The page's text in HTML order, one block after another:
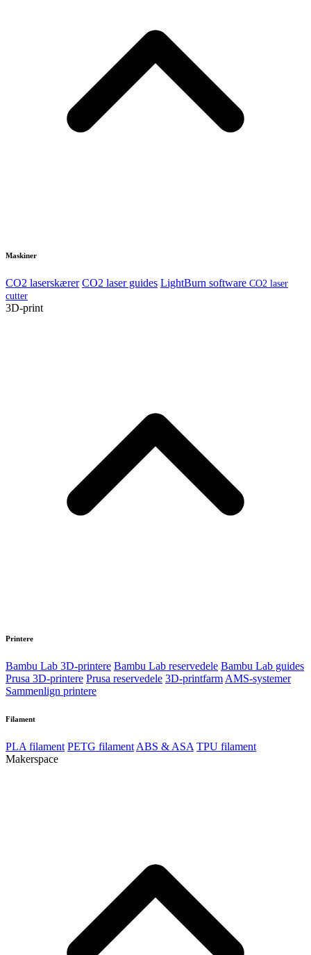
Maskiner
CO2 laserskærer CO2 laser guides LightBurn software CO2 laser
cutter
3D-print
Printere
Bambu Lab 3D-printere Bambu Lab reservedele Bambu Lab guides
Prusa 3D-printere Prusa reservedele 3D-printfarm AMS-systemer
Sammenlign printere
Filament
PLA filament PETG filament ABS & ASA TPU filament
Makerspace